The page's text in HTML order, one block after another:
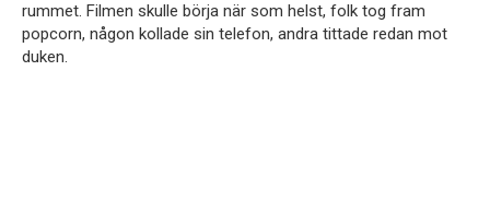
rummet. Filmen skulle börja när som helst, folk tog fram
popcorn, någon kollade sin telefon, andra tittade redan mot
duken.